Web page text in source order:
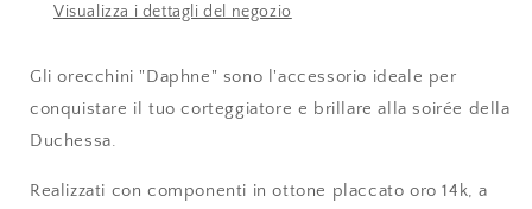
Visualizza i dettagli del negozio
Gli orecchini "Daphne" sono l'accessorio ideale per
conquistare il tuo corteggiatore e brillare alla soirée della
Duchessa.
Realizzati con componenti in ottone placcato oro 14k, a